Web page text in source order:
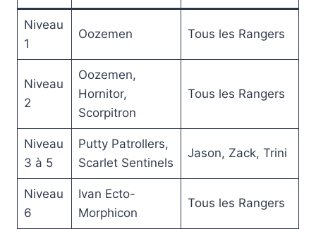
Niveau
1
Oozemen Tous les Rangers
Niveau
2
Oozemen,
Hornitor,
Scorpitron
Tous les Rangers
Niveau
3 à 5
Putty Patrollers,
Scarlet Sentinels
Jason, Zack, Trini
Niveau
6
Ivan Ecto-
Morphicon
Tous les Rangers